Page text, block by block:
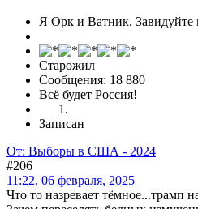
Я Орк и Ватник. Завидуйте
Старожил
Сообщения: 18 880
Всё будет Россия!
Записан
От: Выборы в США - 2024
#206
11:22, 06 февраля, 2025
Что то назревает тёмное...трамп